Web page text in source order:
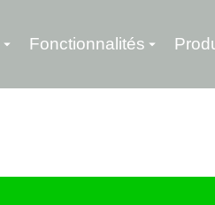
Fonctionnalités